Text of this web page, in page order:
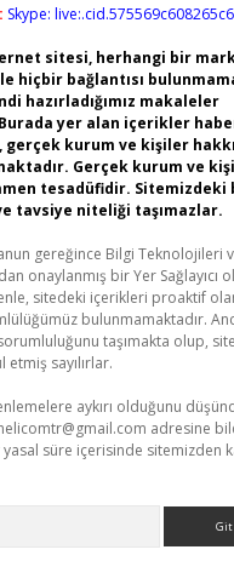
Skype:
sitesi, herhangi bir
hiçbir bağlantısı
hazırladığımız makaleler
yer alan içerikler
gerçek kurum ve kişiler
Gerçek kurum ve
tesadüfidir. Sitemizdeki
tavsiye niteliği taşımazlar.
gereğince Bilgi Teknolojileri
onaylanmış bir Yer Sağlayıcı
sitedeki içerikleri proaktif
bulunmamaktadır.
taşımakta olup,
sayılırlar.
aykırı olduğunu
adresine
süre içerisinde sitemizden